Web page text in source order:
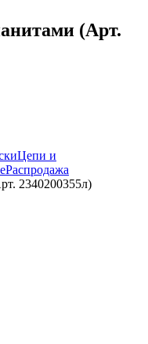
(Арт.
Цепи и
Распродажа
2340200355л)